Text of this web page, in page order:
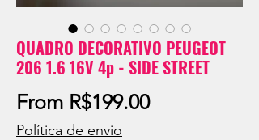
QUADRO DECORATIVO PEUGEOT
206 1.6 16V 4p - SIDE STREET
From R$199.00Sale
Política de envio